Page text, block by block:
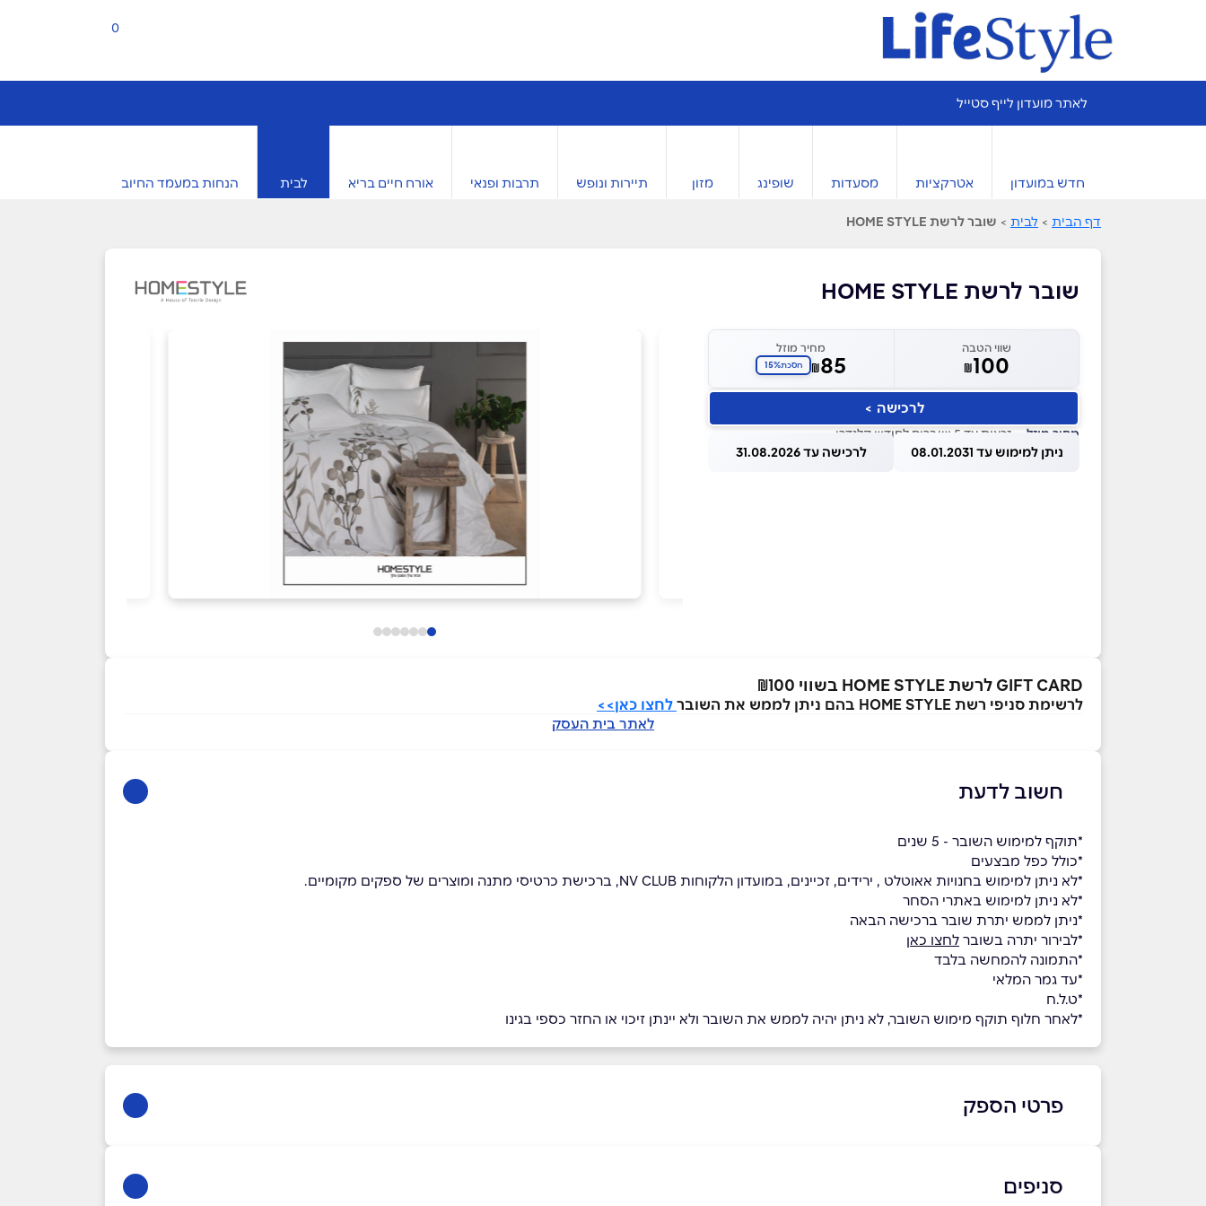
0
לאתר מועדון לייף סטייל
חדש במועדון אטרקציות מסעדות שופינג מזון תיירות ונופש תרבות ופנאי אורח חיים בריא לבית הנחות במעמד החיוב
דף הבית > לבית > שובר לרשת HOME STYLE
שובר לרשת HOME STYLE
שווי הטבה
₪100
מחיר מוזל
₪85 חסכת15%
לרכישה >
מחיר מוזל — זכאות עד 5 שוברים לחודש קלנדרי
ניתן למימוש עד 08.01.2031 לרכישה עד 31.08.2026
GIFT CARD לרשת HOME STYLE בשווי ₪100
לרשימת סניפי רשת HOME STYLE בהם ניתן לממש את השובר לחצו כאן>>
לאתר בית העסק
חשוב לדעת
*תוקף למימוש השובר - 5 שנים
*כולל כפל מבצעים
*לא ניתן למימוש בחנויות אאוטלט , ירידים, זכיינים, במועדון הלקוחות NV CLUB, ברכישת כרטיסי מתנה ומוצרים של ספקים מקומיים.
*לא ניתן למימוש באתרי הסחר
*ניתן לממש יתרת שובר ברכישה הבאה
*לבירור יתרה בשובר לחצו כאן
*התמונה להמחשה בלבד
*עד גמר המלאי
*ט.ל.ח
*לאחר חלוף תוקף מימוש השובר, לא ניתן יהיה לממש את השובר ולא יינתן זיכוי או החזר כספי בגינו
פרטי הספק
באתר
סניפים